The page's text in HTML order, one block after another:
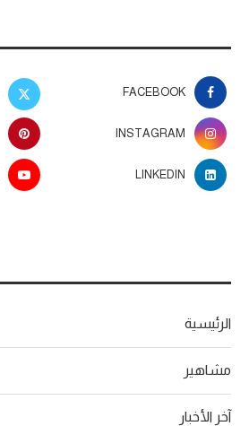
FACEBOOK
INSTAGRAM
LINKEDIN
الرئيسية
مشاهير
آخر الأخبار